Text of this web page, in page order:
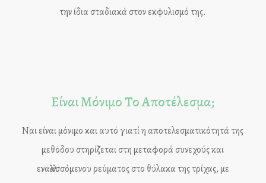
την ίδια σταδιακά στον εκφυλισμό της.
Eίναι Μόνιμο Το Αποτέλεσμα;
Ναι είναι μόνιμο και αυτό γιατί η αποτελεσματικότητά της
μεθόδου στηρίζεται στη μεταφορά συνεχούς και
εναλλασσόμενου ρεύματος στο θύλακα της τρίχας, με